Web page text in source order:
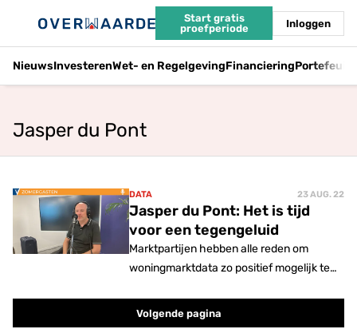
Start gratis
proefperiode
Inloggen
NieuwsInvesterenWet- en RegelgevingFinanciering
Jasper du Pont
DATA 23 AUG. 22
Jasper du Pont: Het is tijd
voor een tegengeluid
Marktpartijen hebben alle reden om
woningmarktdata zo positief mogelijk te
cijferfanaat Jasper du Pont wordt daar
een beetje 'dwarsig' van. '
Volgende pagina